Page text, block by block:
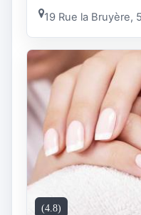
19 Rue la Bruyère,
(4.8)